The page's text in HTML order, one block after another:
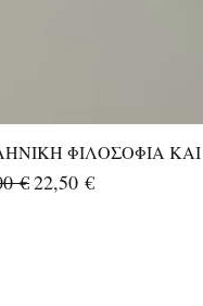
ΦΙΛΟΣΟΦΙΑ ΚΑΙ
τιμή
€Τιμή Έκπτωσης
22,50 €